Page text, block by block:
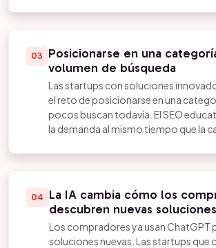
03
Posicionarse en una
volumen de búsqueda
Las startups con soluciones
el reto de posicionarse en una
pocos buscan todavía. El SEO
la demanda al mismo tiempo que la
04
La IA cambia cómo los
descubren nuevas soluciones
Los compradores ya usan ChatGPT
soluciones nuevas. Las startups que